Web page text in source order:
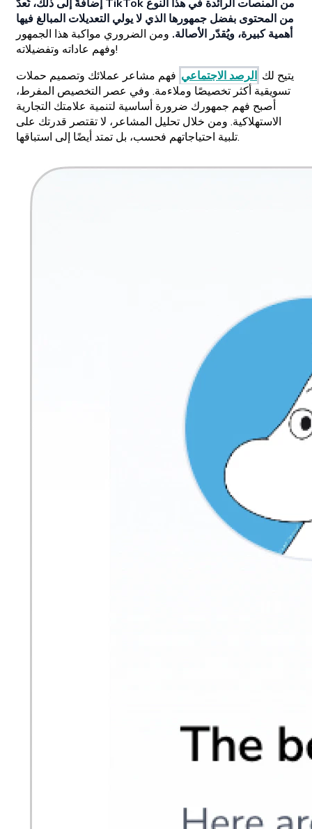
إضافةً إلى ذلك، تُعدّ TikTok من المنصات الرائدة في هذا النوع
من المحتوى بفضل جمهورها الذي لا يولي التعديلات المبالغ فيها
أهمية كبيرة، ويُقدّر الأصالة. ومن الضروري مواكبة هذا الجمهور
وفهم عاداته وتفضيلاته!
يتيح لك الرصد الاجتماعي فهم مشاعر عملائك وتصميم حملات
تسويقية أكثر تخصيصًا وملاءمة. وفي عصر التخصيص المفرط،
أصبح فهم جمهورك ضرورة أساسية لتنمية علامتك التجارية
الاستهلاكية. ومن خلال تحليل المشاعر، لا تقتصر قدرتك على
تلبية احتياجاتهم فحسب، بل تمتد أيضًا إلى استباقها.